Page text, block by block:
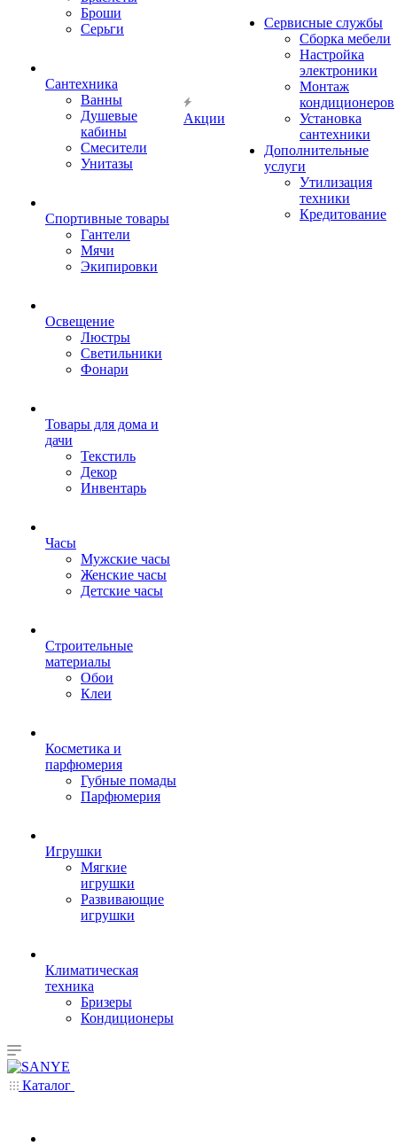
Броши
Серьги
Сантехника
Ванны
Душевые
кабины
Смесители
Унитазы
Спортивные товары
Гантели
Мячи
Экипировки
Освещение
Люстры
Светильники
Фонари
Товары для дома и
дачи
Текстиль
Декор
Инвентарь
Часы
Мужские часы
Женские часы
Детские часы
Строительные
материалы
Обои
Клеи
Косметика и
парфюмерия
Губные помады
Парфюмерия
Игрушки
Мягкие
игрушки
Развивающие
игрушки
Климатическая
техника
Бризеры
Кондиционеры
Акции
Сервисные службы
Сборка мебели
Настройка
электроники
Монтаж
кондиционеров
Установка
сантехники
Дополнительные
услуги
Утилизация
техники
Кредитование
Каталог